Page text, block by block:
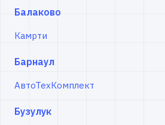
Балаково
Камрти
Барнаул
АвтоТехКомплект
Бузулук